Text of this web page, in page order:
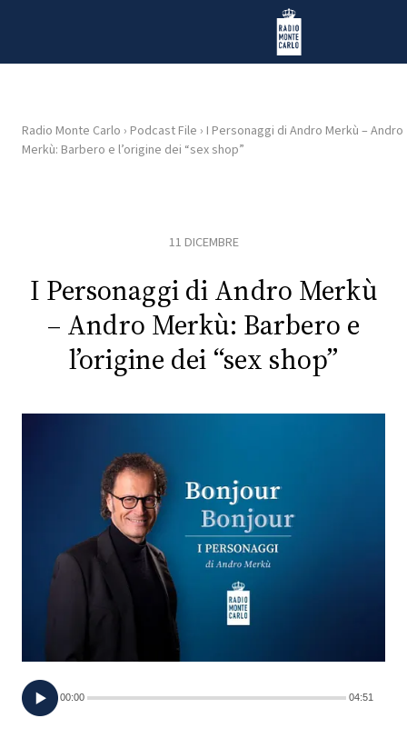
Radio Monte Carlo
HOME
RADIO
PLAYLIST
CONCORSI
EVENTI
TV
PRINCIPATO
Radio Monte Carlo › Podcast File › I Personaggi di Andro Merkù – Andro
Merkù: Barbero e l’origine dei “sex shop”
11 DICEMBRE
I Personaggi di Andro Merkù
– Andro Merkù: Barbero e
l’origine dei “sex shop”
00:00 04:51